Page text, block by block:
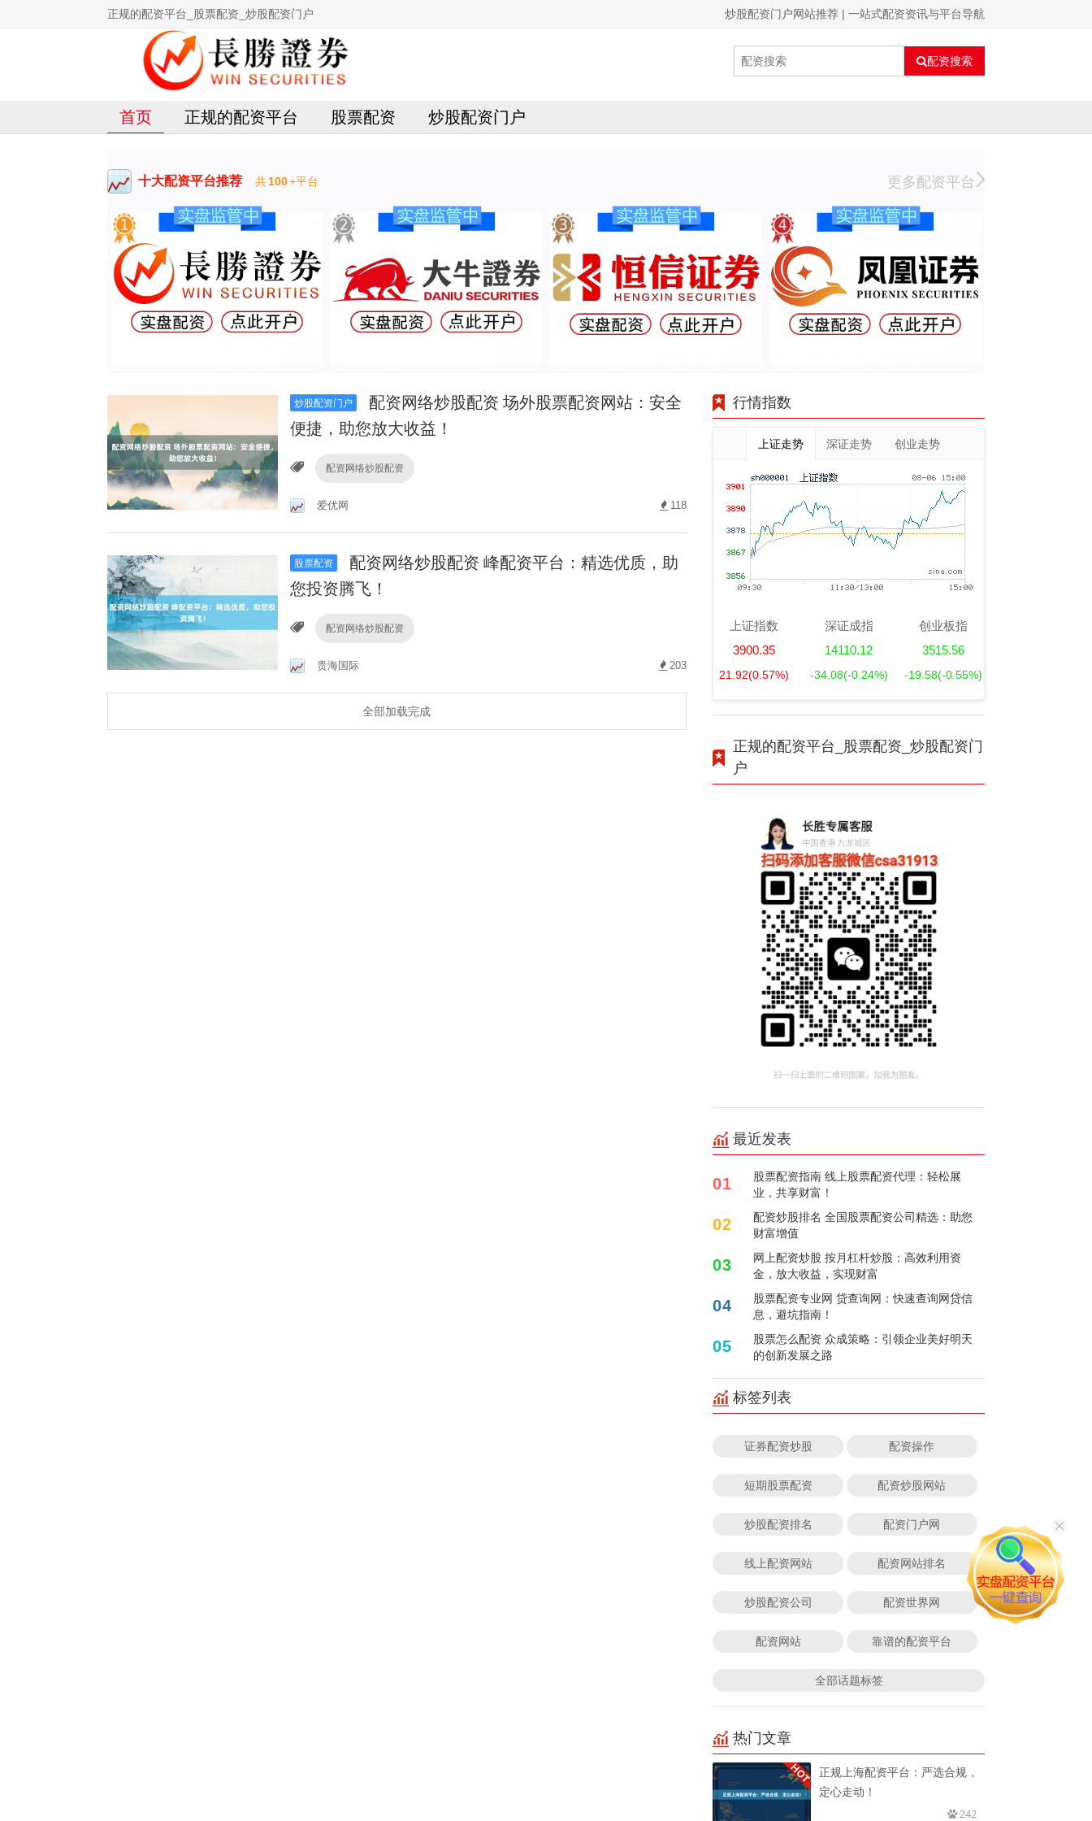
正规的配资平台_股票配资_炒股配资门户 炒股配资门户网站推荐 | 一站式配资资讯与平台导航
配资搜索
首页 正规的配资平台 股票配资 炒股配资门户
十大配资平台推荐 共100+平台 更多配资平台
炒股配资门户
配资网络炒股配资 场外股票配资网站：安全
便捷，助您放大收益！
配资网络炒股配资
爱优网 118
股票配资
配资网络炒股配资 峰配资平台：精选优质，助
您投资腾飞！
配资网络炒股配资
贵海国际 203
全部加载完成
行情指数
上证走势 深证走势 创业走势
上证指数
3900.35
21.92(0.57%)
深证成指
14110.12
-34.08(-0.24%)
创业板指
3515.56
-19.58(-0.55%)
正规的配资平台_股票配资_炒股配资门
户
最近发表
01
股票配资指南 线上股票配资代理：轻松展
业，共享财富！
02
配资炒股排名 全国股票配资公司精选：助您
财富增值
03
网上配资炒股 按月杠杆炒股：高效利用资
金，放大收益，实现财富
04
股票配资专业网 贷查询网：快速查询网贷信
息，避坑指南！
05
股票怎么配资 众成策略：引领企业美好明天
的创新发展之路
标签列表
证券配资炒股 配资操作
短期股票配资 配资炒股网站
炒股配资排名 配资门户网
线上配资网站 配资网站排名
炒股配资公司 配资世界网
配资网站 靠谱的配资平台
全部话题标签
热门文章
正规上海配资平台：严选合规，
定心走动！
242